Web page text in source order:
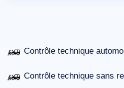
Contrôle technique
Contrôle technique sans